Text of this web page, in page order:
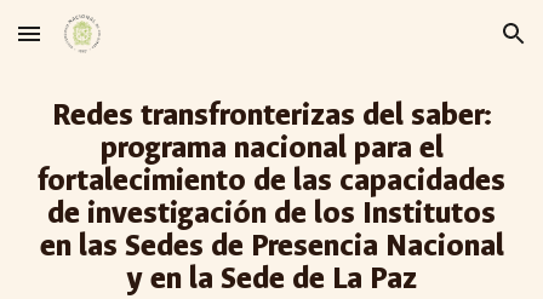
Skip to main content Skip to navigation
Redes transfronterizas del saber:
programa nacional para el
fortalecimiento de las capacidades
de investigación de los Institutos
en las Sedes de Presencia Nacional
y en la Sede de La Paz